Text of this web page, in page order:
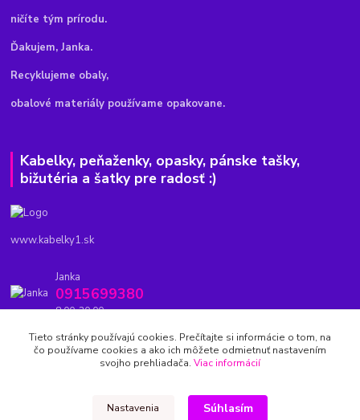
ničíte tým prírodu.
Ďakujem, Janka.
Recyklujeme obaly,
obalové materiály používame opakovane.
Kabelky, peňaženky, opasky, pánske tašky,
bižutéria a šatky pre radosť :)
www.kabelky1.sk
Janka
0915699380
8.00-20.00
kabelky1.sk@gmail.com
Tieto stránky používajú cookies. Prečítajte si informácie o tom, na
čo používame cookies a ako ich môžete odmietnuť nastavením
svojho prehliadača. Viac informácií
Nastavenia Súhlasím